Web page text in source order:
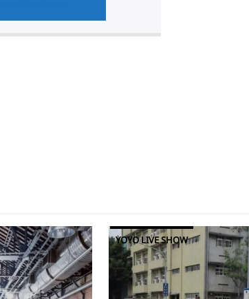
YOYO LIVE SHOW